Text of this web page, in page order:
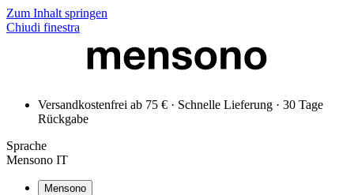
Zum Inhalt springen
Chiudi finestra
Versandkostenfrei ab 75 € · Schnelle Lieferung · 30 Tage
Rückgabe
Sprache
Mensono IT
Mensono